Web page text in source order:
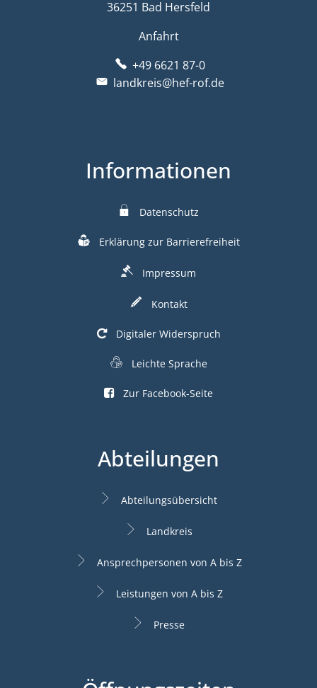
36251 Bad Hersfeld
Anfahrt
+49 6621 87-0
landkreis@hef-rof.de
Informationen
Datenschutz
Erklärung zur Barrierefreiheit
Impressum
Kontakt
Digitaler Widerspruch
Leichte Sprache
Zur Facebook-Seite
Abteilungen
Abteilungsübersicht
Landkreis
Ansprechpersonen von A bis Z
Leistungen von A bis Z
Presse